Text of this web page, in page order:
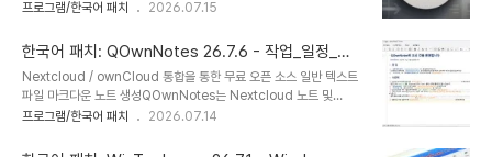
이 포함됩니다.홈사용법:다운로드한 ZIP 압축파일의 압축..
하세요. TeraCopy는 동적으로 조정되는 버퍼를 사용하여 탐색 시간
전송 속도를 높입니다.전송을 일시 중지하고 다시 시작할 수 있습니다.
언제든지 복사 프로세스를 일시 중지하여 시스템 리소스를 확보하고
한 번의 클릭으로 계속 진행할 수 있습니다.오류 복구. 복사 오류가 발
생하면 TeraCopy는 여러 번 시도하며, 최악의 경우 전체 전송을 종
료하지 않고 해당 파일을 건너뜁니다.대화형 파일 목록. TeraCopy
프로그램/한국어 패치 2026.07.15
한국어 패치: QOwnNotes 26.7.6 - 작업_일정_메
모 동기화
Nextcloud / ownCloud 통합을 통한 무료 오픈 소스 일반 텍스트
파일 마크다운 노트 생성QOwnNotes는 Nextcloud 노트 및
ownCloud 노트와 함께 작동하는 GNU/Linux, macOS 및
스 메모장입니다.QOwnNotes를 사용하여 생각을 기록하고 나중에
프로그램/한국어 패치 2026.07.14